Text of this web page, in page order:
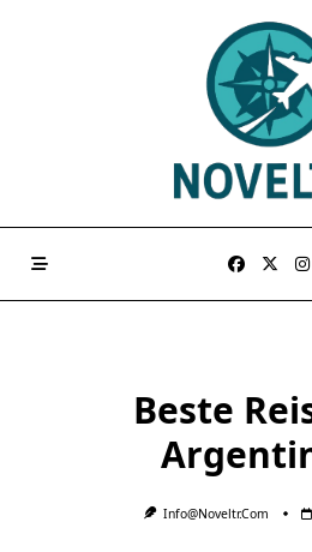
Beste
Info@noveltr.com